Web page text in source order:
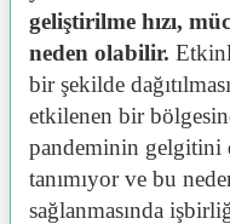
geliştirilme hızı,
neden olabilir.
bir şekilde
etkilenen bir
pandeminin gelgitini
tanımıyor ve bu
sağlanmasında